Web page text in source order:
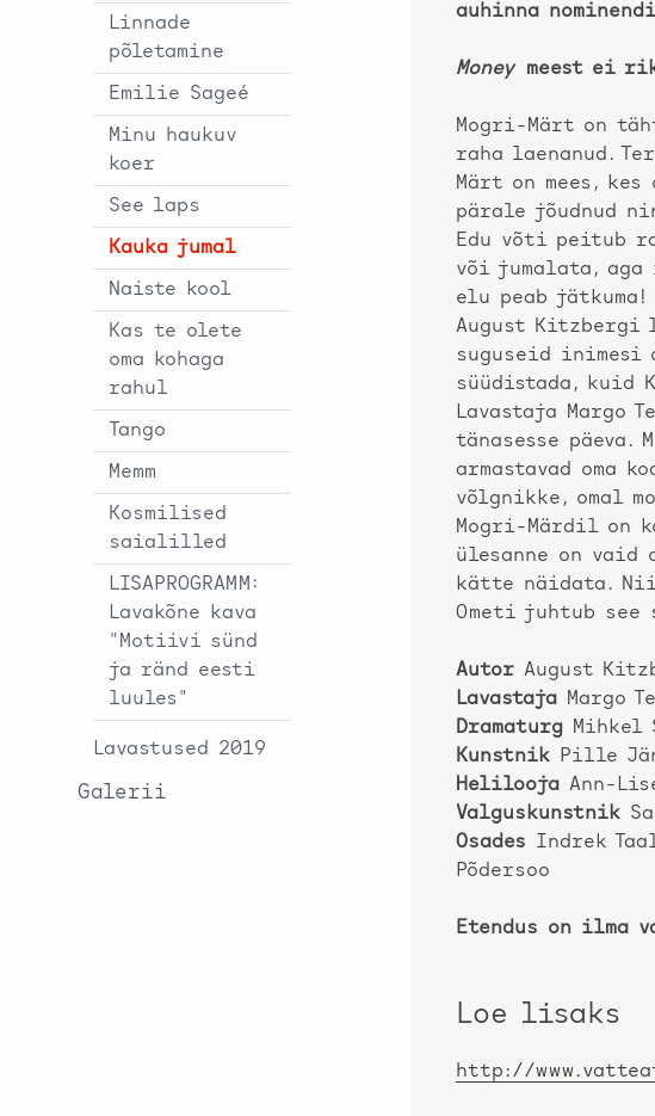
Linnade
põletamine
Emilie Sageé
Minu haukuv
koer
See laps
Kauka jumal
Naiste kool
Kas te olete
oma kohaga
rahul
Tango
Memm
Kosmilised
saialilled
LISAPROGRAMM:
Lavakõne kava
"Motiivi sünd
ja ränd eesti
luules"
Lavastused 2019
Galerii
auhinna
Moneymeest ei
Mogri-Märt on
raha laenanud.
Märt on mees,
pärale jõudnud
Edu võti peitub
või jumalata, aga
elu peab jätkuma!
August Kitzbergi
suguseid inimesi
süüdistada, kuid
Lavastaja Margo
tänasesse päeva.
armastavad oma
võlgnikke, omal
Mogri-Märdil on
ülesanne on vaid
kätte näidata.
Ometi juhtub
Autor August
Lavastaja Margo
Dramaturg Mihkel
Kunstnik Pille
Helilooja Ann-
Valguskunstnik
Osades Indrek
Põdersoo
Etendus on ilma
Loe lisaks
http://